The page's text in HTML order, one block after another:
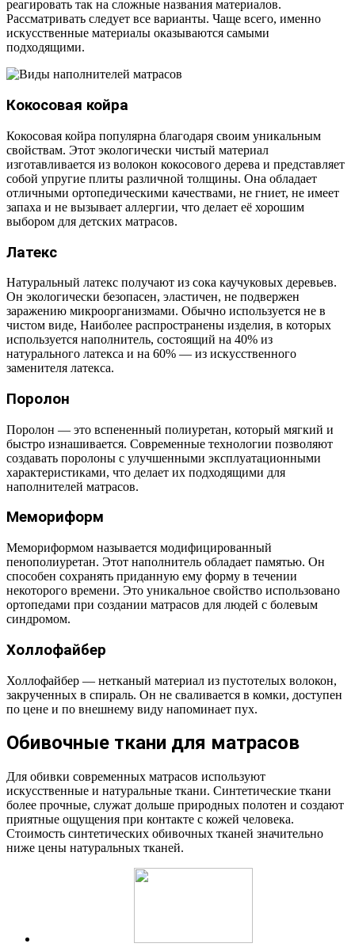
реагировать так на сложные названия материалов.
Рассматривать следует все варианты. Чаще всего, именно
искусственные материалы оказываются самыми
подходящими.
Кокосовая койра
Кокосовая койра популярна благодаря своим уникальным
свойствам. Этот экологически чистый материал
изготавливается из волокон кокосового дерева и представляет
собой упругие плиты различной толщины. Она обладает
отличными ортопедическими качествами, не гниет, не имеет
запаха и не вызывает аллергии, что делает её хорошим
выбором для детских матрасов.
Латекс
Натуральный латекс получают из сока каучуковых деревьев.
Он экологически безопасен, эластичен, не подвержен
заражению микроорганизмами. Обычно используется не в
чистом виде, Наиболее распространены изделия, в которых
используется наполнитель, состоящий на 40% из
натурального латекса и на 60% — из искусственного
заменителя латекса.
Поролон
Поролон — это вспененный полиуретан, который мягкий и
быстро изнашивается. Современные технологии позволяют
создавать поролоны с улучшенными эксплуатационными
характеристиками, что делает их подходящими для
наполнителей матрасов.
Мемориформ
Мемориформом называется модифицированный
пенополиуретан. Этот наполнитель обладает памятью. Он
способен сохранять приданную ему форму в течении
некоторого времени. Это уникальное свойство использовано
ортопедами при создании матрасов для людей с болевым
синдромом.
Холлофайбер
Холлофайбер — нетканый материал из пустотелых волокон,
закрученных в спираль. Он не сваливается в комки, доступен
по цене и по внешнему виду напоминает пух.
Обивочные ткани для матрасов
Для обивки современных матрасов используют
искусственные и натуральные ткани. Синтетические ткани
более прочные, служат дольше природных полотен и создают
приятные ощущения при контакте с кожей человека.
Стоимость синтетических обивочных тканей значительно
ниже цены натуральных тканей.